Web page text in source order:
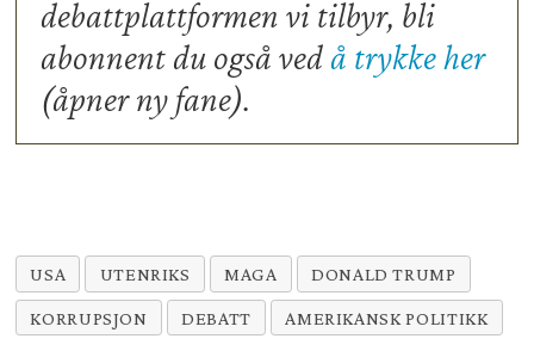
debattplattformen vi tilbyr, bli
abonnent du også ved å trykke her
(åpner ny fane).
USA UTENRIKS MAGA DONALD TRUMP
KORRUPSJON DEBATT AMERIKANSK POLITIKK